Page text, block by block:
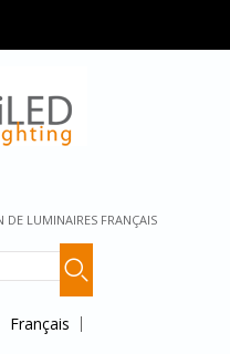
LUMINAIRES FRANÇAIS
Français